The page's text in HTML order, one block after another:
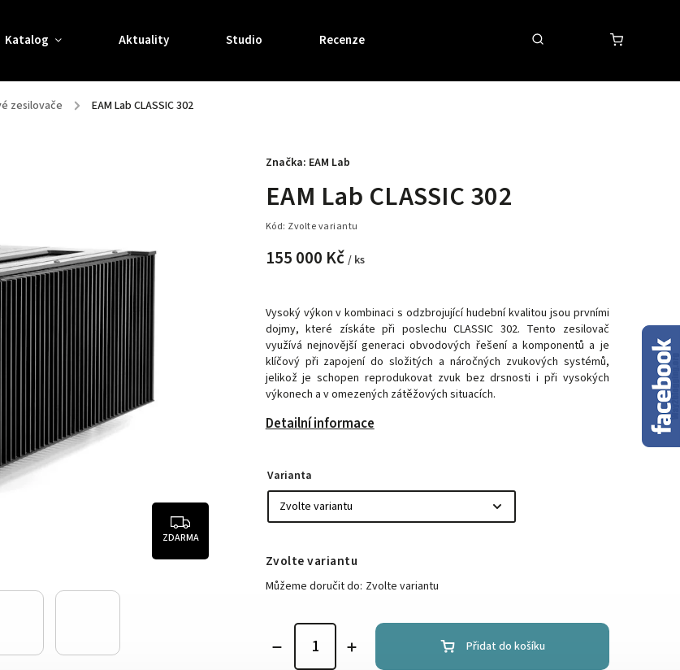
Katalog Aktuality Studio Recenze Kontakty
zesilovače / EAM Lab CLASSIC 302
ZDARMA
EAM Lab CLASSIC 302
Kód: Zvolte variantu
155 000 Kč / ks
Vysoký výkon v kombinaci s odzbrojující hudební kvalitou jsou prvními
dojmy, které získáte při poslechu CLASSIC 302. Tento zesilovač
využívá nejnovější generaci obvodových řešení a komponentů a je
klíčový při zapojení do složitých a náročných zvukových systémů,
jelikož je schopen reprodukovat zvuk bez drsnosti i při vysokých
výkonech a v omezených zátěžových situacích.
Detailní informace
Značka: EAM Lab
Varianta
Zvolte variantu
Můžeme doručit do: Zvolte variantu
Přidat do košíku